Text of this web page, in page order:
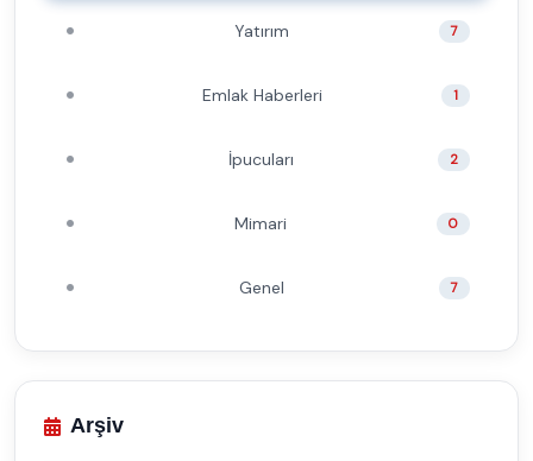
Yatırım 7
Emlak Haberleri 1
İpucuları 2
Mimari 0
Genel 7
Arşiv